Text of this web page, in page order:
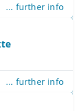
... further info
... further info